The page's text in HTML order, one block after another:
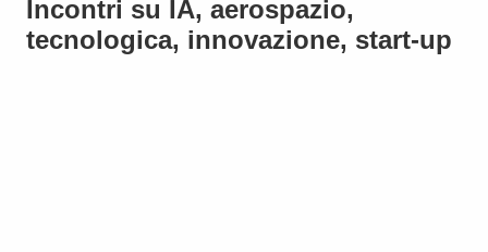
Incontri su IA, aerospazio,
tecnologica, innovazione, start-up